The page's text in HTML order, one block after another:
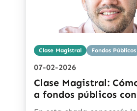
Clase Magistral Fondos Públicos
07-02-2026
Clase Magistral:
a fondos públicos